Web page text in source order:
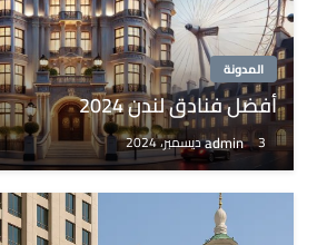
المدونة
أفضل فنادق لندن 2024
admin 3 ديسمبر، 2024